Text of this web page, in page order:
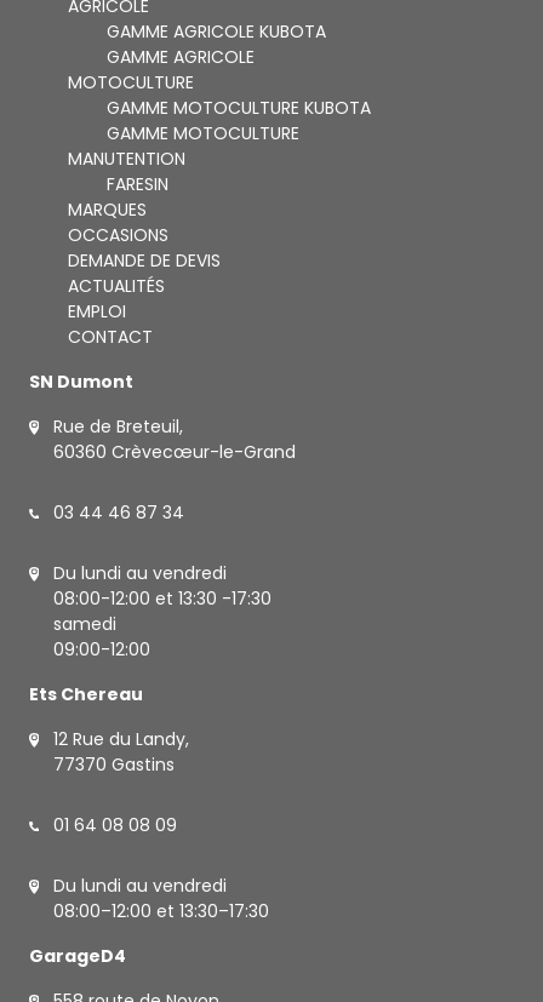
AGRICOLE
GAMME AGRICOLE KUBOTA
GAMME AGRICOLE
MOTOCULTURE
GAMME MOTOCULTURE KUBOTA
GAMME MOTOCULTURE
MANUTENTION
FARESIN
MARQUES
OCCASIONS
DEMANDE DE DEVIS
ACTUALITÉS
EMPLOI
CONTACT
SN Dumont
Rue de Breteuil,
60360 Crèvecœur-le-Grand
03 44 46 87 34
Du lundi au vendredi
08:00-12:00 et 13:30 -17:30
samedi
09:00-12:00
Ets Chereau
12 Rue du Landy,
77370 Gastins
01 64 08 08 09
Du lundi au vendredi
08:00–12:00 et 13:30–17:30
GarageD4